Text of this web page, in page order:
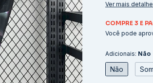
Ver mais
COMPRE 3 E
Você pode
Adicionais: Não
Não